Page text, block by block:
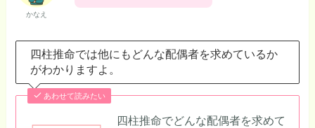
かなえ
四柱推命では他にもどんな配偶者を求めているか
がわかりますよ。
あわせて読みたい
四柱推命でどんな配偶者を求めて